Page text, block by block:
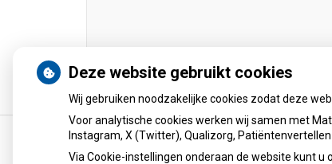
Uw Zorg Online|Beheer
Deze website gebruikt cookies
Wij gebruiken noodzakelijke cookies zodat deze
Voor analytische cookies werken wij samen met
Instagram, X (Twitter), Qualizorg,
Via Cookie-instellingen onderaan de website kunt